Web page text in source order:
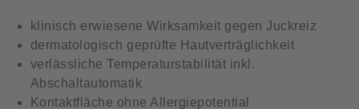
klinisch erwiesene Wirksamkeit gegen Juckreiz
dermatologisch geprüfte Hautverträglichkeit
verlässliche Temperaturstabilität inkl.
Abschaltautomatik
Kontaktfläche ohne Allergiepotential